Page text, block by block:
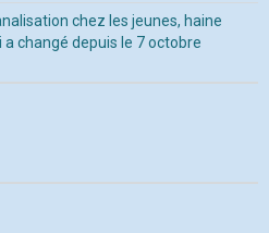
chez les jeunes, haine
changé depuis le 7 octobre